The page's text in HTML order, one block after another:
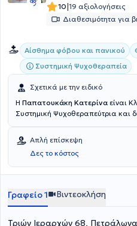
10|19 αξιολογήσεις
Διαθεσιμότητα για
Αίσθημα φόβου και πανικού
Συστημική Ψυχοθεραπεία
Σχετικά με την ειδικό
Η Παπατουκάκη Κατερίνα είναι
Συστημική Ψυχοθεραπεύτρια και
του Ανώτατου Τεχνολογικού
Ολοκλήρωσε μεταπτυχιακές
Εφηβικής Υγείας στο τμήμα της
Καποδιστριακού Πανεπιστημίου
Παιδαγωγικής και Τεχνολογικής
στη Συστημική - Διαλεκτική
σε κλινικά πλαίσια όπως το
Απλή επίσκεψη
Δες το κόστος
Γραφείο 1 Βιντεοκλήση
Τριών Ιεραρχών 68,